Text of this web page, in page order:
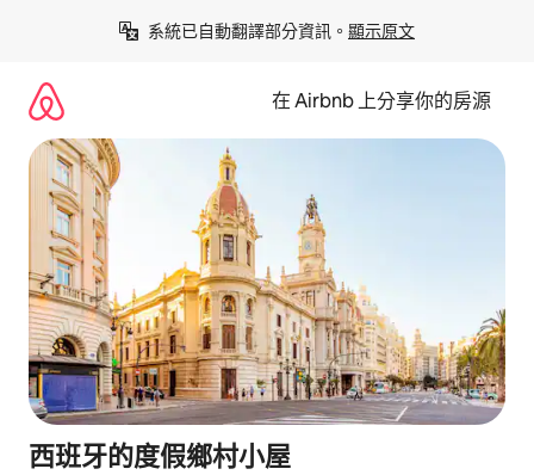
系統已自動翻譯部分資訊。 顯示原文
在 Airbnb 上分享你的房源
西班牙的度假鄉村小屋